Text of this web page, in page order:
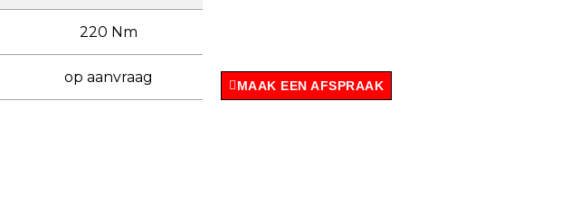
220 Nm
op aanvraag
MAAK EEN AFSPRAAK